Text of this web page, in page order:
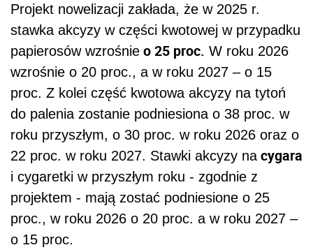
Projekt nowelizacji zakłada, że w 2025 r.
stawka akcyzy w części kwotowej w przypadku
papierosów wzrośnie o 25 proc. W roku 2026
wzrośnie o 20 proc., a w roku 2027 – o 15
proc. Z kolei część kwotowa akcyzy na tytoń
do palenia zostanie podniesiona o 38 proc. w
roku przyszłym, o 30 proc. w roku 2026 oraz o
22 proc. w roku 2027. Stawki akcyzy nacygara
i cygaretki w przyszłym roku - zgodnie z
projektem - mają zostać podniesione o 25
proc., w roku 2026 o 20 proc. a w roku 2027 –
o 15 proc.